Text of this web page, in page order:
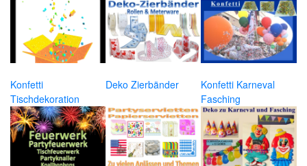
Konfetti
Tischdekoration
Deko Zierbänder
Konfetti Karneval
Fasching